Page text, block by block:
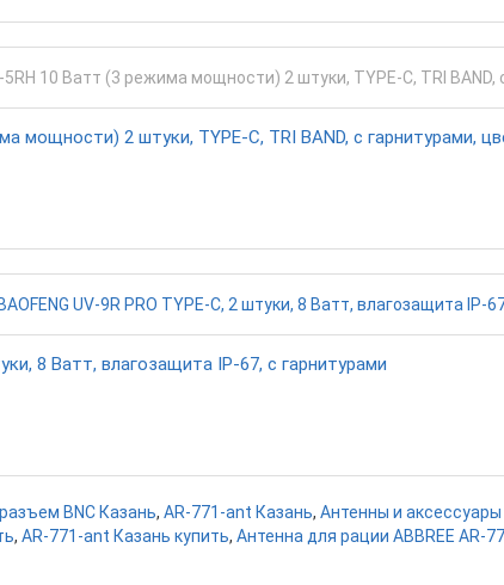
мощности) 2 штуки, TYPE-C, TRI BAND, с гарнитурами,
8 Ватт, влагозащита IP-67, с гарнитурами
разъем BNC Казань, AR-771-ant Казань, Антенны и
, AR-771-ant Казань купить, Антенна для рации ABBREE AR-